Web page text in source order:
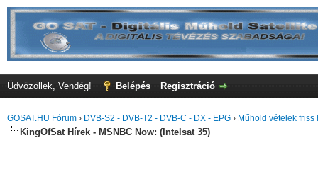
Üdvözöllek, Vendég! Belépés Regisztráció
GOSAT.HU Fórum › DVB-S2 - DVB-T2 - DVB-C - DX - EPG › Műhold vételek friss
KingOfSat Hírek - MSNBC Now: (Intelsat 35)